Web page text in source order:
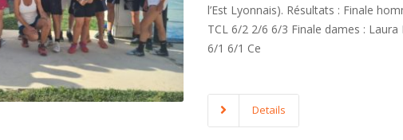
l’Est Lyonnais). Résultats : Finale
TCL 6/2 2/6 6/3 Finale dames :
6/1 6/1 Ce
Details